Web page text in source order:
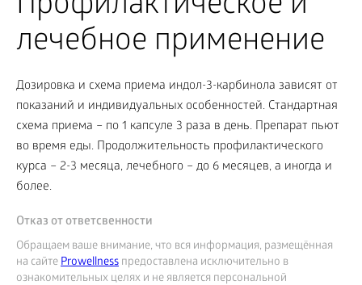
лечебное применение
Дозировка и схема приема индол-3-карбинола зависят от
показаний и индивидуальных особенностей. Стандартная
схема приема – по 1 капсуле 3 раза в день. Препарат пьют
во время еды. Продолжительность профилактического
курса – 2-3 месяца, лечебного – до 6 месяцев, а иногда и
более.
Отказ от ответсвенности
Обращаем ваше внимание, что вся информация, размещённая
на сайтеProwellness предоставлена исключительно в
ознакомительных целях и не является персональной